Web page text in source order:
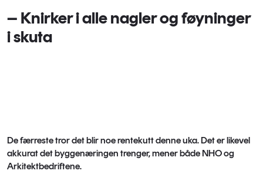
– Knirker i alle nagler og føyninger
i skuta
De færreste tror det blir noe rentekutt denne uka. Det er likevel
akkurat det byggenæringen trenger, mener både NHO og
Arkitektbedriftene.